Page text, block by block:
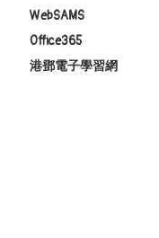
WebSAMS
Office365
港鄧電子學習網